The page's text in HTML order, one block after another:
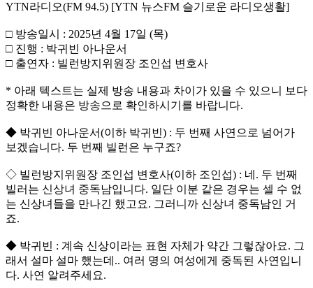
YTN라디오(FM 94.5) [YTN 뉴스FM 슬기로운 라디오생활]
□ 방송일시 : 2025년 4월 17일 (목)
□ 진행 : 박귀빈 아나운서
□ 출연자 : 빌런방지위원장 조인섭 변호사
* 아래 텍스트는 실제 방송 내용과 차이가 있을 수 있으니 보다
정확한 내용은 방송으로 확인하시기를 바랍니다.
◆ 박귀빈 아나운서(이하 박귀빈) : 두 번째 사연으로 넘어가
보겠습니다. 두 번째 빌런은 누구죠?
◇ 빌런방지위원장 조인섭 변호사(이하 조인섭) : 네. 두 번째
빌러는 신상녀 중독남입니다. 일단 이분 같은 경우는 셀 수 없
는 신상녀들을 만나긴 했고요. 그러니까 신상녀 중독남인 거
죠.
◆ 박귀빈 : 계속 신상이라는 표현 자체가 약간 그렇잖아요. 그
래서 설마 설마 했는데.. 여러 명의 여성에게 중독된 사연입니
다. 사연 알려주세요.